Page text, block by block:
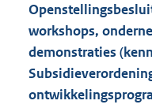
workshops,
demonstraties